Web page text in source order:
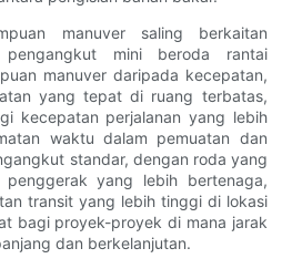
manuver saling berkaitan
mini beroda rantai
manuver daripada kecepatan,
yang tepat di ruang terbatas,
kecepatan perjalanan yang lebih
waktu dalam pemuatan dan
standar, dengan roda yang
yang lebih bertenaga,
transit yang lebih tinggi di lokasi
bagi proyek-proyek di mana jarak
dan berkelanjutan.